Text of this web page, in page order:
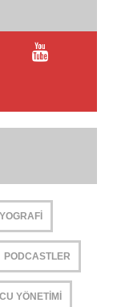
PODCASTLER
YÖNETIMI